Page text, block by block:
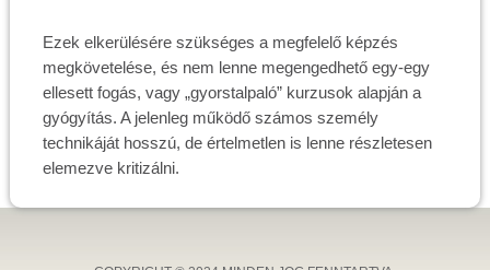
Ezek elkerülésére szükséges a megfelelő képzés
megkövetelése, és nem lenne megengedhető egy-egy
ellesett fogás, vagy „gyorstalpaló” kurzusok alapján a
gyógyítás. A jelenleg működő számos személy
technikáját hosszú, de értelmetlen is lenne részletesen
elemezve kritizálni.